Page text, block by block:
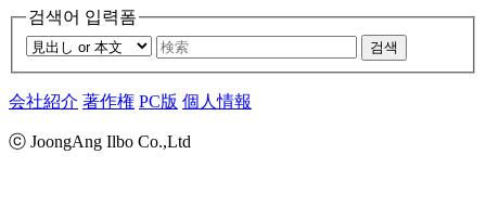
검색어 입력폼
검색
会社紹介 著作権 PC版 個人情報
ⓒ JoongAng Ilbo Co.,Ltd